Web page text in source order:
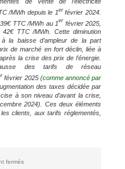
/MWh depuis le 1er février 2024.
TTC /MWh au 1er février 2025,
TTC /MWh. Cette diminution
la baisse d’ampleur de la part
de marché en fort déclin, liée à
la crise des prix de l’énergie.
des tarifs de réseau
février 2025 (comme annoncé par
des taxes décidée par
à son niveau d’avant la crise,
2024). Ces deux éléments
clients, aux tarifs réglementés,
fermés